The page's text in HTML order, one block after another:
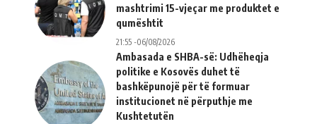
mashtrimi 15-vjeçar me produktet e
qumështit
21:55 -06/08/2026
Ambasada e SHBA-së: Udhëheqja
politike e Kosovës duhet të
bashkëpunojë për të formuar
institucionet në përputhje me
Kushtetutën